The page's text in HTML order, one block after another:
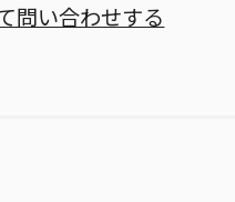
問い合わせする